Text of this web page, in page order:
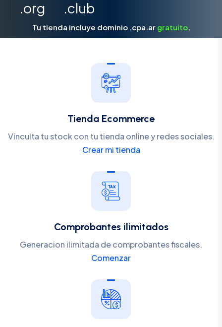
.org .club
Tu tienda incluye dominio .cpa.ar gratuito.
Tienda Ecommerce
Vinculta tu stock con tu tienda online y redes sociales.
Crear mi tienda
Comprobantes ilimitados
Generacion ilimitada de comprobantes fiscales.
Comenzar